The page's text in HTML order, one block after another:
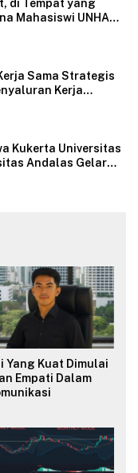
di Tempat yang
Mahasiswi UNHAS
Sama Strategis
Kerja
Kukerta Universitas
Andalas Gelar
Yang Kuat Dimulai
Empati Dalam